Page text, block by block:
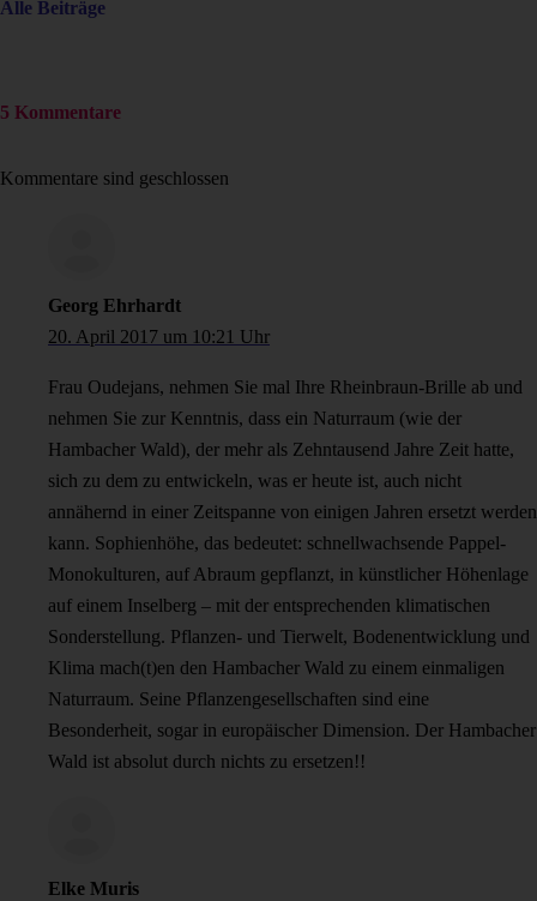
Alle Beiträge
5 Kommentare
Kommentare sind geschlossen
Georg Ehrhardt
20. April 2017 um 10:21 Uhr
Frau Oudejans, nehmen Sie mal Ihre Rheinbraun-Brille ab und
nehmen Sie zur Kenntnis, dass ein Naturraum (wie der
Hambacher Wald), der mehr als Zehntausend Jahre Zeit hatte,
sich zu dem zu entwickeln, was er heute ist, auch nicht
annähernd in einer Zeitspanne von einigen Jahren ersetzt werden
kann. Sophienhöhe, das bedeutet: schnellwachsende Pappel-
Monokulturen, auf Abraum gepflanzt, in künstlicher Höhenlage
auf einem Inselberg – mit der entsprechenden klimatischen
Sonderstellung. Pflanzen- und Tierwelt, Bodenentwicklung und
Klima mach(t)en den Hambacher Wald zu einem einmaligen
Naturraum. Seine Pflanzengesellschaften sind eine
Besonderheit, sogar in europäischer Dimension. Der Hambacher
Wald ist absolut durch nichts zu ersetzen!!
Elke Muris